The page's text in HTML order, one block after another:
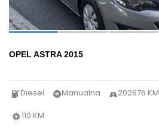
OPEL ASTRA 2015
Diesel Manualna 202676 KM
110 KM